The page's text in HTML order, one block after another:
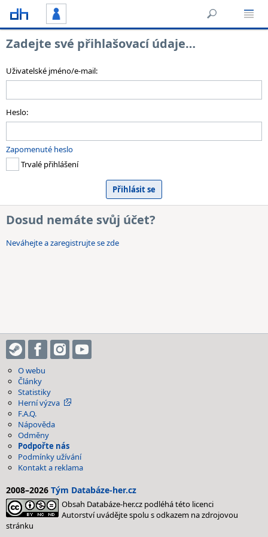
Zadejte své přihlašovací údaje…
Uživatelské jméno/e-mail:
Heslo:
Zapomenuté heslo
Trvalé přihlášení
Dosud nemáte svůj účet?
Neváhejte a zaregistrujte se zde
O webu
Články
Statistiky
Herní výzva
F.A.Q.
Nápověda
Odměny
Podpořte nás
Podmínky užívání
Kontakt a reklama
2008–2026 Tým Databáze-her.cz
Obsah Databáze-her.cz podléhá této licenci
Autorství uvádějte spolu s odkazem na zdrojovou
stránku